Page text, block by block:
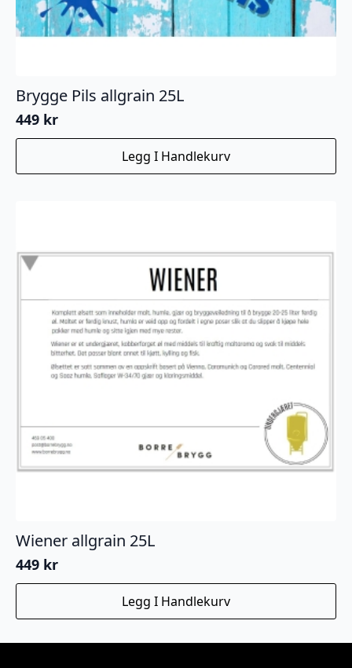
Brygge Pils allgrain 25L
449 kr
Legg I Handlekurv
Wiener allgrain 25L
449 kr
Legg I Handlekurv